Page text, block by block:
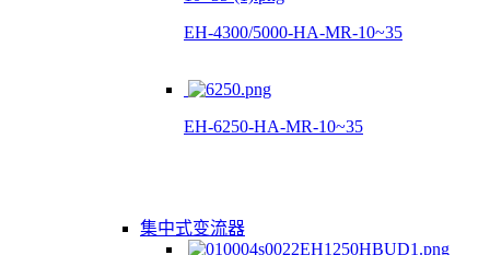
EH-4300/5000-HA-MR-10~35
EH-6250-HA-MR-10~35
集中式变流器